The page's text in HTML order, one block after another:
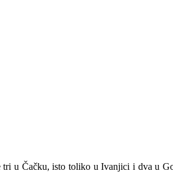
u Čačku, isto toliko u Ivanjici i dva u